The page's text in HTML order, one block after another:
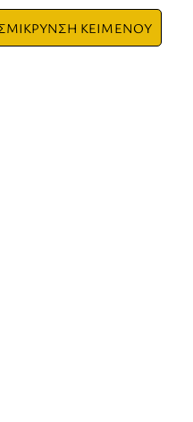
ΚΕΙΜΕΝΟΥ